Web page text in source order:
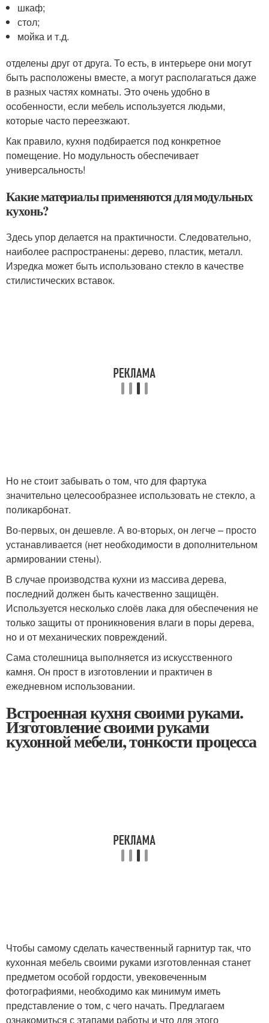
шкаф;
стол;
мойка и т.д.
отделены друг от друга. То есть, в интерьере они могут
быть расположены вместе, а могут располагаться даже
в разных частях комнаты. Это очень удобно в
особенности, если мебель используется людьми,
которые часто переезжают.
Как правило, кухня подбирается под конкретное
помещение. Но модульность обеспечивает
универсальность!
Какие материалы применяются для модульных
кухонь?
Здесь упор делается на практичности. Следовательно,
наиболее распространены: дерево, пластик, металл.
Изредка может быть использовано стекло в качестве
стилистических вставок.
Но не стоит забывать о том, что для фартука
значительно целесообразнее использовать не стекло, а
поликарбонат.
Во-первых, он дешевле. А во-вторых, он легче – просто
устанавливается (нет необходимости в дополнительном
армировании стены).
В случае производства кухни из массива дерева,
последний должен быть качественно защищён.
Используется несколько слоёв лака для обеспечения не
только защиты от проникновения влаги в поры дерева,
но и от механических повреждений.
Сама столешница выполняется из искусственного
камня. Он прост в изготовлении и практичен в
ежедневном использовании.
Встроенная кухня своими руками.
Изготовление своими руками
кухонной мебели, тонкости процесса
Чтобы самому сделать качественный гарнитур так, что
кухонная мебель своими руками изготовленная станет
предметом особой гордости, увековеченным
фотографиями, необходимо как минимум иметь
представление о том, с чего начать. Предлагаем
ознакомиться с этапами работы и что для этого